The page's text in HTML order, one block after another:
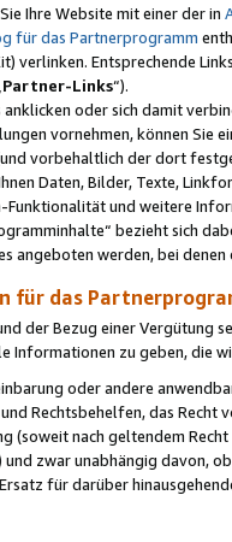
Ihre Website mit einer der in
für das Partnerprogramm
verlinken. Entsprechende
Partner-Links“).
anklicken oder sich damit
vornehmen, können Sie
vorbehaltlich der dort
Daten, Bilder, Texte,
und weitere
bezieht sich
angeboten werden, bei
für das
der Bezug einer Vergütung
Informationen zu geben, die
oder andere
Rechtsbehelfen, das
(soweit nach geltendem
und zwar unabhängig davon,
für darüber